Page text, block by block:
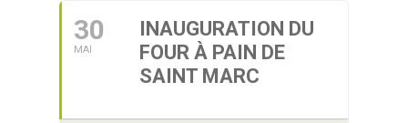
30
MAI
INAUGURATION DU
FOUR À PAIN DE
SAINT MARC